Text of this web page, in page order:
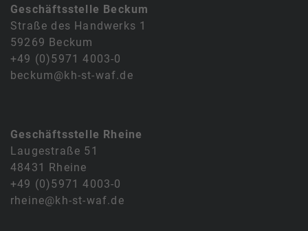
Geschäftsstelle Beckum
Straße des Handwerks 1
59269 Beckum
+49 (0)5971 4003-0
beckum@kh-st-waf.de
Geschäftsstelle Rheine
Laugestraße 51
48431 Rheine
+49 (0)5971 4003-0
rheine@kh-st-waf.de